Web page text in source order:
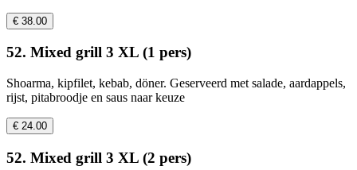
€ 38.00
52. Mixed grill 3 XL (1 pers)
Shoarma, kipfilet, kebab, döner. Geserveerd met salade, aardappels,
rijst, pitabroodje en saus naar keuze
€ 24.00
52. Mixed grill 3 XL (2 pers)